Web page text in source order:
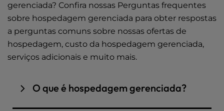
gerenciada? Confira nossas Perguntas frequentes
sobre hospedagem gerenciada para obter respostas
a perguntas comuns sobre nossas ofertas de
hospedagem, custo da hospedagem gerenciada,
serviços adicionais e muito mais.
O que é hospedagem gerenciada?
A hospedagem gerenciada refere-se a um